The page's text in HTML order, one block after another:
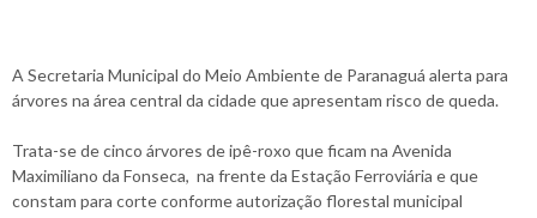
A Secretaria Municipal do Meio Ambiente de Paranaguá alerta para
árvores na área central da cidade que apresentam risco de queda.
Trata-se de cinco árvores de ipê-roxo que ficam na Avenida
Maximiliano da Fonseca, na frente da Estação Ferroviária e que
constam para corte conforme autorização florestal municipal